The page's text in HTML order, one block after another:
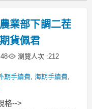
幣0.3元。
無鉛汽油每公升
業部下調二茬
貨佩君
瀏覽人次 :212
期手續費,海期手續費,
格-->